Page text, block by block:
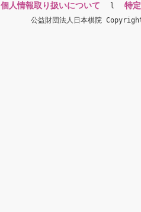
個人情報取り扱いについて l 特
公益財団法人日本棋院